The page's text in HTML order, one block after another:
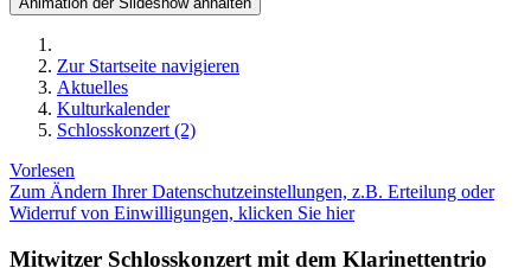
Zur Startseite navigieren
Aktuelles
Kulturkalender
Schlosskonzert (2)
Vorlesen
Zum Ändern Ihrer Datenschutzeinstellungen, z.B. Erteilung oder
Widerruf von Einwilligungen, klicken Sie hier
Mitwitzer Schlosskonzert mit dem Klarinettentrio